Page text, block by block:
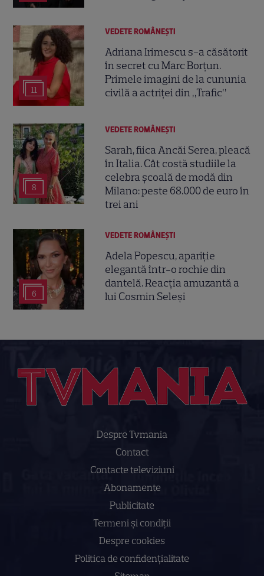
11
VEDETE ROMÂNEŞTI
Adriana Irimescu s-a căsătorit
în secret cu Marc Borțun.
Primele imagini de la cununia
civilă a actriței din „Trafic”
8
VEDETE ROMÂNEŞTI
Sarah, fiica Ancăi Serea, pleacă
în Italia. Cât costă studiile la
celebra școală de modă din
Milano: peste 68.000 de euro în
trei ani
6
VEDETE ROMÂNEŞTI
Adela Popescu, apariție
elegantă într-o rochie din
dantelă. Reacția amuzantă a
lui Cosmin Seleși
Despre Tvmania
Contact
Contacte televiziuni
Abonamente
Publicitate
Termeni și condiții
Despre cookies
Politica de confidenţialitate